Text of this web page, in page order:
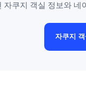
자쿠지 객실 정보와 네
자쿠지 객